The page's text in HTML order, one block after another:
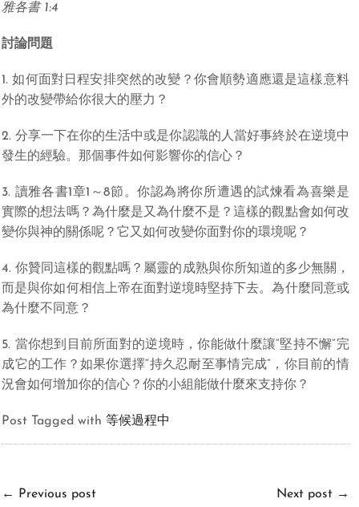
雅各書 1:4
討論問題
1. 如何面對日程安排突然的改變？你會順勢適應還是這樣意料
外的改變帶給你很大的壓力？
2. 分享一下在你的生活中或是你認識的人當好事終於在逆境中
發生的經驗。那個事件如何影響你的信心？
3. 讀雅各書1章1～8節。你認為將你所遭遇的試煉看為喜樂是
實際的想法嗎？為什麼是又為什麼不是？這樣的觀點會如何改
變你與神的關係呢？它又如何改變你面對你的環境呢？
4. 你贊同這樣的觀點嗎？屬靈的成熟與你所知道的多少無關，
而是與你如何相信上帝在面對逆境時堅持下去。為什麼同意或
為什麼不同意？
5. 當你想到目前所面對的逆境時，你能做什麼讓“堅持不懈”完
成它的工作？如果你選擇“持久忍耐至事情完成”，你目前的情
況會如何增加你的信心？你的小組能做什麼來支持你？
Post Tagged with等候過程中
← Previous post Next post →